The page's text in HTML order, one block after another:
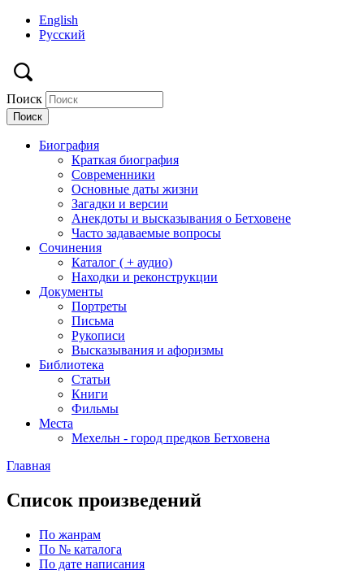
English
Русский
Поиск
Биография
Краткая биография
Современники
Основные даты жизни
Загадки и версии
Анекдоты и высказывания о Бетховене
Часто задаваемые вопросы
Сочинения
Каталог ( + аудио)
Находки и реконструкции
Документы
Портреты
Письма
Рукописи
Высказывания и афоризмы
Библиотека
Статьи
Книги
Фильмы
Места
Мехельн - город предков Бетховена
Главная
Список произведений
По жанрам
По № каталога
По дате написания